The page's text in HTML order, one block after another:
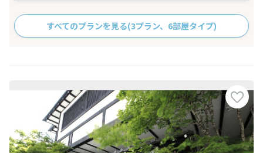
すべてのプランを見る(3プラン、6部屋タイプ)